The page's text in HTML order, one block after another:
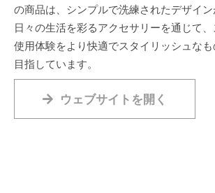
の商品は、シンプルで洗練されたデザイ
日々の生活を彩るアクセサリーを通じて
使用体験をより快適でスタイリッシュな
目指しています。
ウェブサイトを開く